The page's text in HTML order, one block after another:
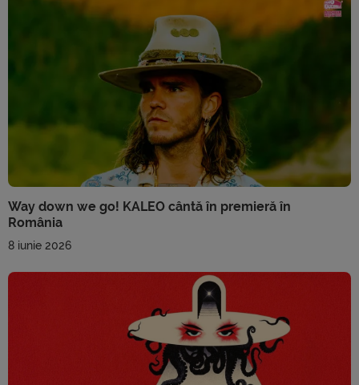
Way down we go! KALEO cântă în premieră în
România
8 iunie 2026